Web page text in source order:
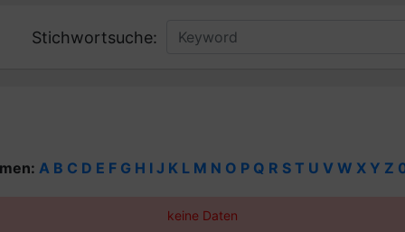
Stichwortsuche:
A B C D E F G H I J K L M N O P Q R S T U V W X Y Z
keine Daten